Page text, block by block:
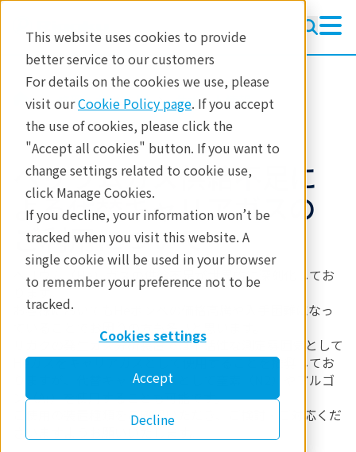
This website uses cookies to provide
better service to our customers
For details on the cookies we use, please
visit ourCookie Policy page. If you accept
the use of cookies, please click the
"Accept all cookies" button. If you want to
change settings related to cookie use,
click Manage Cookies.
If you decline, your information won’t be
tracked when you visit this website. A
single cookie will be used in your browser
to remember your preference not to be
tracked.
Cookies settings
Accept
Decline
修理・サポート サポート情報
ヘリウムガス供給不足に
よる代替キャリアガスの
ご利用について
ヘリウム（He）ガスの供給不足が世界的に深刻化してお
ります。
お客様においてもHeボンベの価格高騰や入手困難になっ
ていることでお困りの方も多いと思います。
リガクの発生ガス分析装置では不活性な測定雰囲気として
Heガスをキャリアガスとして使用することを推奨してお
りますが、代替キャリアガスとして窒素（N2）やアルゴ
ン（Ar）を使用することも可能です。
ご使用の装置種類をご確認いただき、ご検討・ご対応くだ
さいますようお願いいたします。